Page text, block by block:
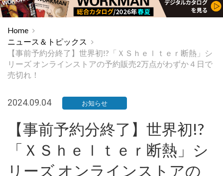
Home
ニュース＆トピックス
【事前予約分終了】世界初!?「ＸＳｈｅｌｔｅｒ断熱」シ
リーズ オンラインストアの予約販売2万点がわずか４日で
売切れ！
2024.09.04 お知らせ
【事前予約分終了】世界初!?
「ＸＳｈｅｌｔｅｒ断熱」シ
リーズ オンラインストアの